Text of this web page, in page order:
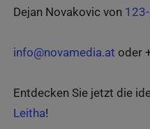
Dejan Novakovic von
info@novamedia.at oder
Entdecken Sie jetzt die
Leitha!